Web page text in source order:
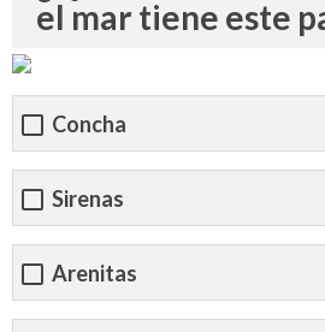
el mar tiene este
Concha
Sirenas
Arenitas